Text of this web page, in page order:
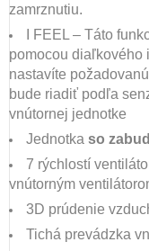
zamrznutiu.
I FEEL – Táto
pomocou diaľkového
nastavíte
bude riadiť podľa
vnútornej jednotke
Jednotka so
7 rýchlostí
vnútorným
3D prúdenie
Tichá prevádzka